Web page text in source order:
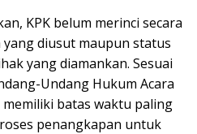
KPK belum merinci secara
diusut maupun status
yang diamankan. Sesuai
Undang Hukum Acara
memiliki batas waktu paling
penangkapan untuk